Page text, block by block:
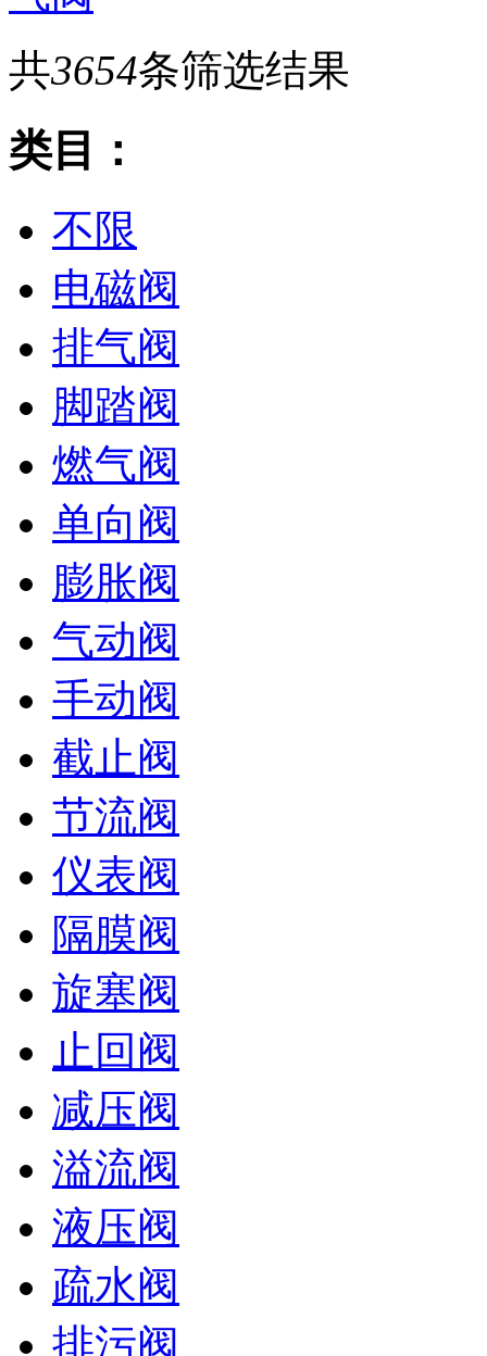
共3654条筛选结果
类目：
不限
电磁阀
排气阀
脚踏阀
燃气阀
单向阀
膨胀阀
气动阀
手动阀
截止阀
节流阀
仪表阀
隔膜阀
旋塞阀
止回阀
减压阀
溢流阀
液压阀
疏水阀
排污阀